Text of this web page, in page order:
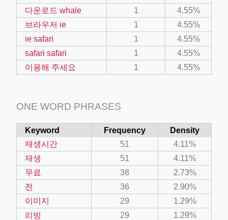
다운로드 whale
1
4.55%
브라우저 ie
1
4.55%
ie safari
1
4.55%
safari safari
1
4.55%
이용해 주세요
1 4.55%
ONE WORD PHRASES
Keyword Frequency
Density
재생시간
51
4.11%
재생
51
4.11%
무료
38
2.73%
전
36
2.90%
이미지
29
1.29%
리빙
29
1.29%